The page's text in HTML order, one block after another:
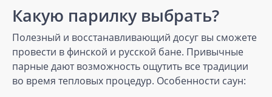
Какую парилку выбрать?
Полезный и восстанавливающий досуг вы сможете
провести в финской и русской бане. Привычные
парные дают возможность ощутить все традиции
во время тепловых процедур. Особенности саун: